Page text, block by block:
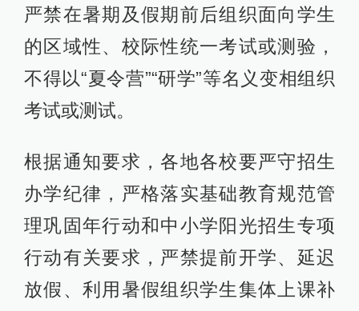
严禁在暑期及假期前后组织面向学生
的区域性、校际性统一考试或测验，
不得以“夏令营”“研学”等名义变相组织
考试或测试。
根据通知要求，各地各校要严守招生
办学纪律，严格落实基础教育规范管
理巩固年行动和中小学阳光招生专项
行动有关要求，严禁提前开学、延迟
放假、利用暑假组织学生集体上课补